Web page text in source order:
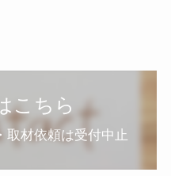
こちら
材依頼は受付中止